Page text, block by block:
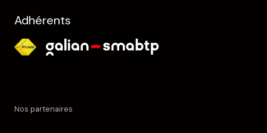
Adhérents
Nos partenaires